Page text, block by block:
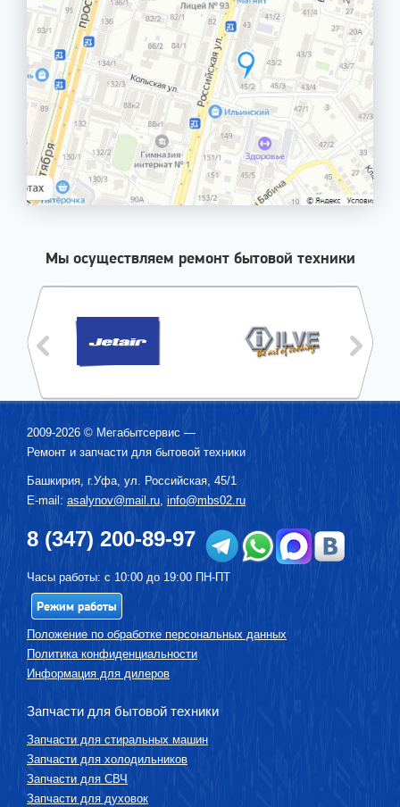
Мы осуществляем ремонт бытовой техники
2009-2026 © Мегабытсервис —
Ремонт и запчасти для бытовой техники
Башкирия, г.Уфа ул. Российская, 45/1
E-mail: asalynov@mail.ru info@mbs02.ru
8 (347) 200-89-97
Часы работы: с 10:00 до 19:00 ПН-ПТ
Режим работы
Положение по обработке персональных данных
Политика конфиденциальности
Информация для дилеров
Запчасти для бытовой техники
Запчасти для стиральных машин
Запчасти для холодильников
Запчасти для СВЧ
Запчасти для духовок